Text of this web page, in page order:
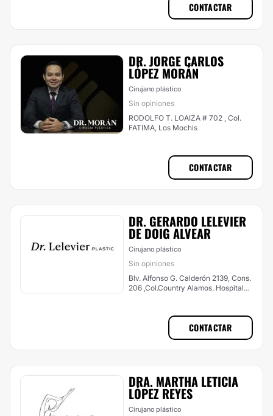
CONTACTAR
DR. JORGE CARLOS
LÓPEZ MORÁN
Cirujano plástico
Sin opiniones
RODOLFO T. LOAIZA # 702 , Col.
FATIMA, Los Mochis
CONTACTAR
DR. GERARDO LELEVIER
DE DOIG ALVEAR
Cirujano plástico
Sin opiniones
Blv. Alfonso G. Calderón 2139, Cons.
206 ,Col.Country Alamos. Hospital
CONTACTAR
DRA. MARTHA LETICIA
LÓPEZ REYES
Cirujano plástico